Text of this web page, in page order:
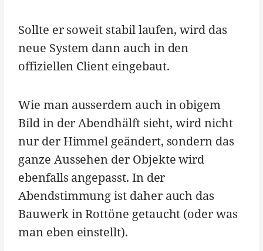
Sollte er soweit stabil laufen, wird das
neue System dann auch in den
offiziellen Client eingebaut.
Wie man ausserdem auch in obigem
Bild in der Abendhälft sieht, wird nicht
nur der Himmel geändert, sondern das
ganze Aussehen der Objekte wird
ebenfalls angepasst. In der
Abendstimmung ist daher auch das
Bauwerk in Rottöne getaucht (oder was
man eben einstellt).